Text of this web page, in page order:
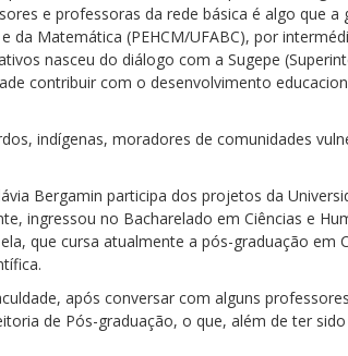
e professoras da rede básica é algo que
da Matemática (PEHCM/UFABC), por
nasceu do diálogo com a Sugepe
contribuir com o desenvolvimento
indígenas, moradores de comunidades
Bergamin participa dos projetos da
ingressou no Bacharelado em Ciências e
que cursa atualmente a pós-graduação em
após conversar com alguns
de Pós-graduação, o que, além de ter